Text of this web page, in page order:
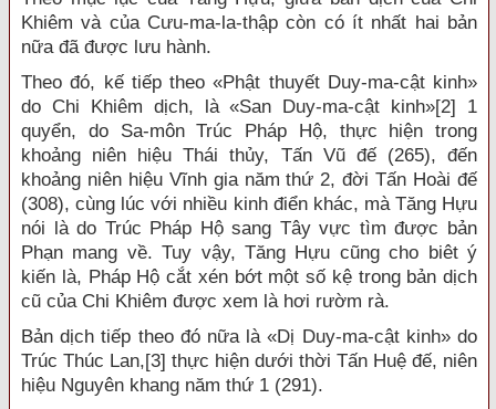
Khiêm và của Cưu-ma-la-thập còn có ít nhất hai bản
nữa đã được lưu hành.
Theo đó, kế tiếp theo «Phật thuyết Duy-ma-cật kinh»
do Chi Khiêm dịch, là «San Duy-ma-cật kinh»[2]
1
quyển, do Sa-môn Trúc Pháp Hộ, thực hiện trong
khoảng niên hiệu Thái thủy, Tấn Vũ đế (265), đến
khoảng niên hiệu Vĩnh gia năm thứ 2, đời Tấn Hoài đế
(308), cùng lúc với nhiều kinh điển khác, mà Tăng Hựu
nói là do Trúc Pháp Hộ sang Tây vực tìm được bản
Phạn mang về. Tuy vậy, Tăng Hựu cũng cho biêt ý
kiến là, Pháp Hộ cắt xén bớt một số kệ trong bản dịch
cũ của Chi Khiêm được xem là hơi rườm rà.
Bản dịch tiếp theo đó nữa là «Dị Duy-ma-cật kinh» do
Trúc Thúc Lan,[3] thực hiện dưới thời Tấn Huệ đế, niên
hiệu Nguyên khang năm thứ 1 (291).